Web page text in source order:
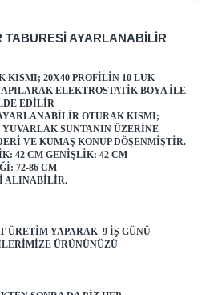
TABURESI AYARLANABILIR
KISMI; 20X40 PROFILIN 10 LUK
ELEKTROSTATIK BOYA ILE
EDILIR
OTURAK KISMI;
YUVARLAK SUNTANIN ÜZERINE
VE KUMAŞ KONUP DÖŞENMIŞTIR.
42 CM GENIŞLIK: 42 CM
72-86 CM
ALINABILIR.
ÜRETIM YAPARAK 9 IŞ GÜNÜ
ÜRÜNÜNÜZÜ